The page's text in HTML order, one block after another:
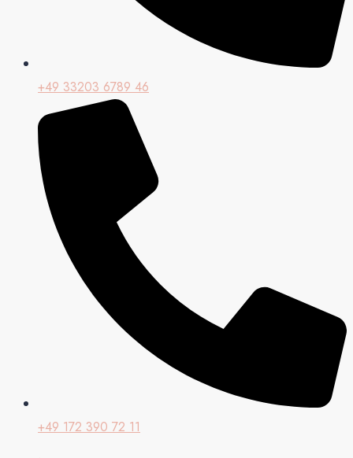
+49 33203 6789 46
+49 172 390 72 11